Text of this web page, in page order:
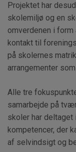
Projektet har
skolemiljø og en
omverdenen i
kontakt til
på skolernes
arrangementer
Alle tre
samarbejde på
skoler har
kompetencer, der
af selvindsigt og